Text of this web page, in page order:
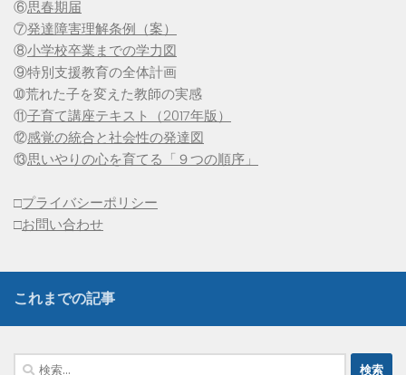
⑥思春期届
⑦発達障害理解条例（案）
⑧小学校卒業までの学力図
⑨特別支援教育の全体計画
➉荒れた子を変えた教師の実感
⑪子育て講座テキスト（2017年版）
⑫感覚の統合と社会性の発達図
⑬思いやりの心を育てる「９つの順序」
□プライバシーポリシー
□お問い合わせ
これまでの記事
検